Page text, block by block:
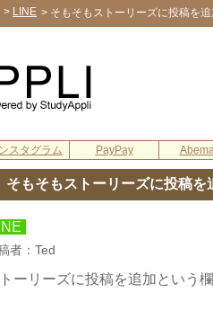
> LINE > そもそもストーリーズに投稿を
スタグラム PayPay
そもそもストーリーズに投稿
者：Ted
ーリーズに投稿を追加という